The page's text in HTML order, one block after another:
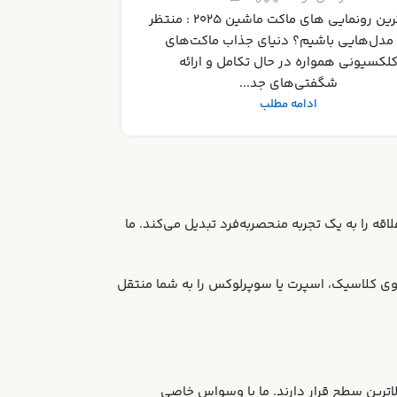
انتخاب بهترین‌ها دنیای ماکت‌های ماشین
فراتر از یک سرگرمی ساده، گنجینه‌ا...
ادامه مطلب
را به یک تجربه منحصربه‌فرد تبدیل می‌کند. ما
اسپرت یا سوپرلوکس را به شما منتقل
سطح قرار دارند. ما با وسواس خاصی